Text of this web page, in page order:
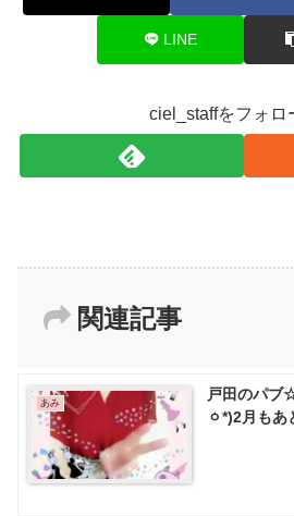
LINE
ciel_staffをフォロ
関連記事
あみ
戸田のパブ
ㆁ*)2月もあ